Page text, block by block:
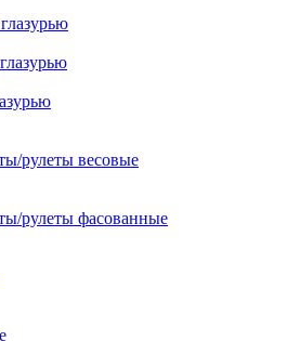
рулеты весовые
рулеты фасованные